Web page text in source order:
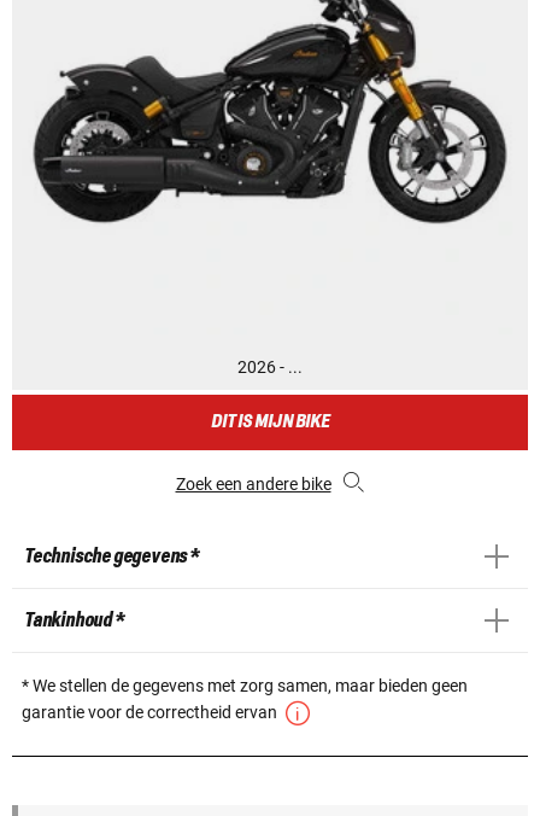
2026 - ...
DIT IS MIJN BIKE
Zoek een andere bike
Technische gegevens *
Tankinhoud *
* We stellen de gegevens met zorg samen, maar bieden geen
garantie voor de correctheid ervan